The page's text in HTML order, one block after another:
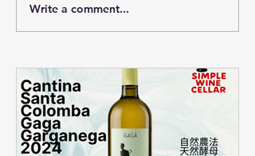
Write a comment...